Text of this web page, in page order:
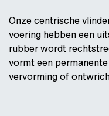
Onze centrische
voering hebben een
rubber wordt
vormt een
vervorming of